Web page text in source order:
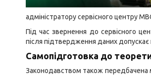
адміністратору сервісного центру
Під час звернення до сервісного
після підтвердження даних
Самопідготовка до
Законодавством також передбачена